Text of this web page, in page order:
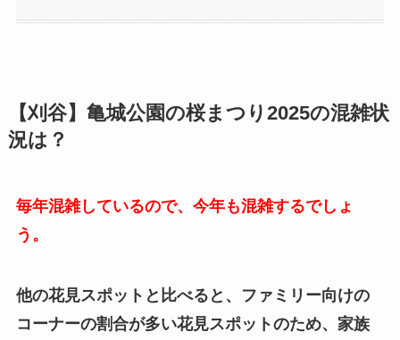
【刈谷】亀城公園の桜まつり2025の混雑状
況は？
毎年混雑しているので、今年も混雑するでしょ
う。
他の花見スポットと比べると、ファミリー向けの
コーナーの割合が多い花見スポットのため、家族